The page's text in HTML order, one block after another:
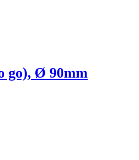
go), Ø 90mm